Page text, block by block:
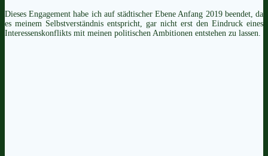
Dieses Engagement habe ich auf städtischer Ebene Anfang 2019 beendet, da
es meinem Selbstverständnis entspricht, gar nicht erst den Eindruck eines
Interessenskonflikts mit meinen politischen Ambitionen entstehen zu lassen.